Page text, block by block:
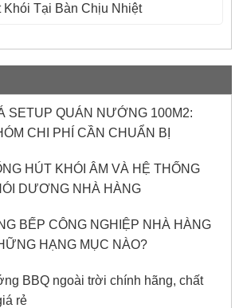
Khói Tại Bàn Chịu Nhiệt
SETUP QUÁN NƯỚNG 100M2:
CHI PHÍ CẦN CHUẨN BỊ
HÚT KHÓI ÂM VÀ HỆ THỐNG
DƯƠNG NHÀ HÀNG
BẾP CÔNG NGHIỆP NHÀ HÀNG
HẠNG MỤC NÀO?
BBQ ngoài trời chính hãng, chất
rẻ